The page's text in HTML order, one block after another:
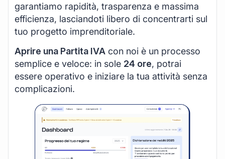
garantiamo rapidità, trasparenza e massima
efficienza, lasciandoti libero di concentrarti sul
tuo progetto imprenditoriale.
Aprire una Partita IVA con noi è un processo
semplice e veloce: in sole 24 ore, potrai
essere operativo e iniziare la tua attività senza
complicazioni.